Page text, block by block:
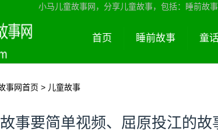
小马儿童故事网，分享儿童故事，包括：睡前故
首页 睡前故事 童
事网首页 > 儿童故事
事要简单视频、屈原投江的故